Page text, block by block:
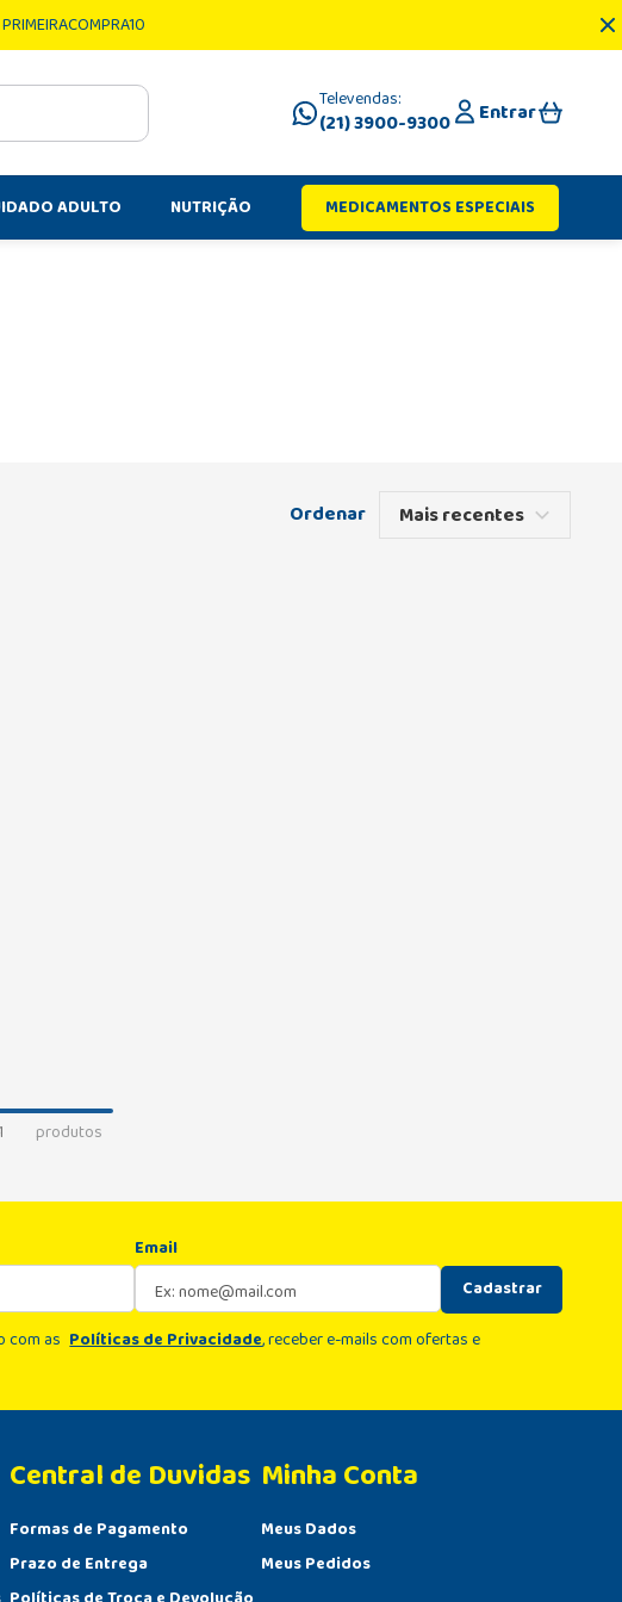
Televendas:
(21) 3900-9300 Entrar
ADULTO NUTRIÇÃO MEDICAMENTOS ESPECIAIS
Mais recentes
produtos
Email
Cadastrar
com as Políticas de Privacidade, receber e-mails com ofertas e
Central de Duvidas
Formas de Pagamento
Prazo de Entrega
Minha Conta
Meus Dados
Meus Pedidos